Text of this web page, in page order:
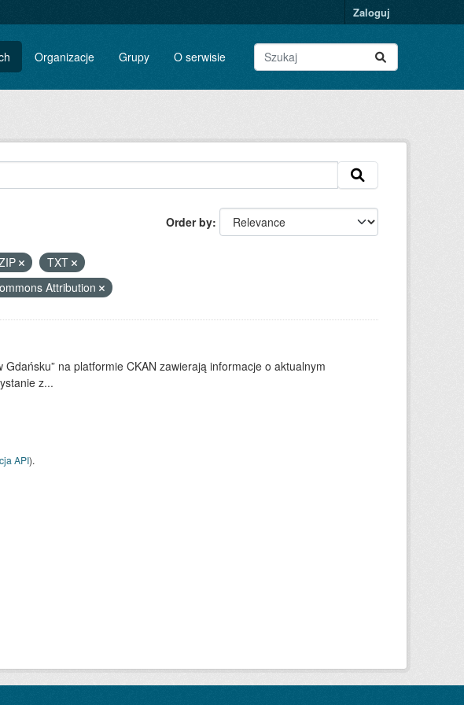
Zaloguj
Organizacje Grupy O serwisie
Order by
TXT
Attribution
na platformie CKAN zawierają informacje o aktualnym
z...
API).